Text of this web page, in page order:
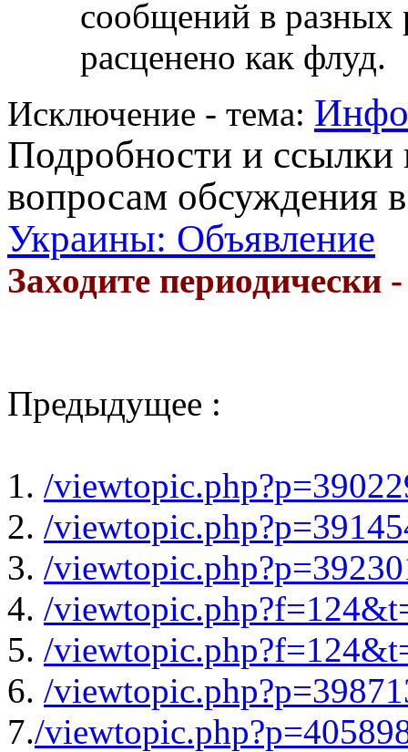
сообщений в разных
расценено как флуд.
Исключение - тема:
Подробности и ссылки
вопросам обсуждения
Украины: Объявление
Заходите
Предыдущее :
1. /
2. /
3. /
4. /
5. /
6. /
7./